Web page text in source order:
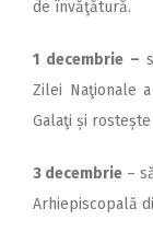
de învăţătură.
1 decembrie –
Zilei Naţionale
Galaţi și
3 decembrie –
Arhiepiscopală